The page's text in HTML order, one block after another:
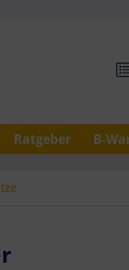
Ratgeber B-